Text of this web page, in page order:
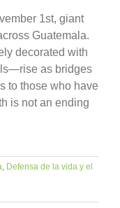
1st, giant
Guatemala.
decorated with
as bridges
to those who have
is not an ending
, Defensa de la vida y el